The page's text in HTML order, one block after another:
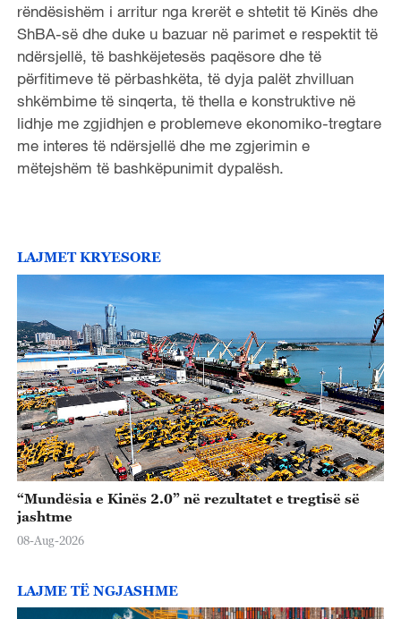
rëndësishëm i arritur nga krerët e shtetit të Kinës dhe
ShBA-së dhe duke u bazuar në parimet e respektit të
ndërsjellë, të bashkëjetesës paqësore dhe të
përfitimeve të përbashkëta, të dyja palët zhvilluan
shkëmbime të sinqerta, të thella e konstruktive në
lidhje me zgjidhjen e problemeve ekonomiko-tregtare
me interes të ndërsjellë dhe me zgjerimin e
mëtejshëm të bashkëpunimit dypalësh.
LAJMET KRYESORE
“Mundësia e Kinës 2.0” në rezultatet e tregtisë së
jashtme
08-Aug-2026
LAJME TË NGJASHME